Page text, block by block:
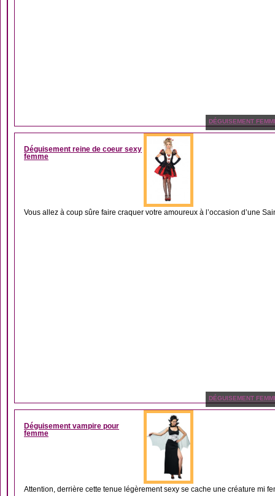
DÉGUISEMENT
Déguisement reine de coeur sexy
femme
Vous allez à coup sûre faire craquer votre amoureux à l’occasion d’une
DÉGUISEMENT
Déguisement vampire pour
femme
Attention, derrière cette tenue légèrement sexy se cache une créature mi